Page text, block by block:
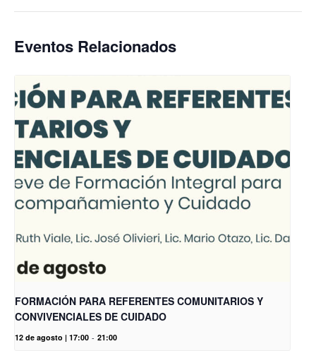
Eventos Relacionados
FORMACIÓN PARA REFERENTES COMUNITARIOS Y
CONVIVENCIALES DE CUIDADO
12 de agosto | 17:00 - 21:00